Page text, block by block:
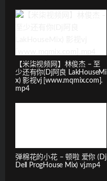
【米柒视频网】林俊杰 – 至
少还有你(Dj阿良 LakHouseMi
x) 影视vj [www.mqmix.com].
mp4
弹棉花的小花 – 顿啦 爱你 (Dj
Dell ProgHouse Mix) vj.mp4